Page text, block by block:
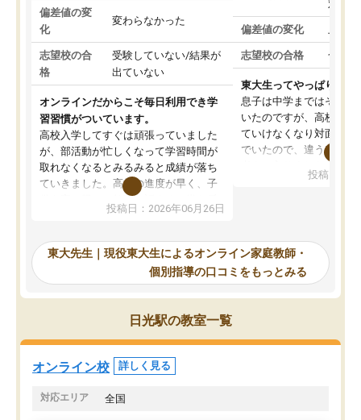
偏差値の変
化
変わらなかった
志望校の合
格
受験していない/結果が
出ていない
オンラインだからこそ毎日利用でき学
習習慣がついています。
高校入学してすぐは頑張っていました
が、部活動が忙しくなって学習時間が
取れなくなるとみるみると成績が落ち
ていきました。高校の進度が早く、子
供も家に帰って勉強の話すると嫌な反
応を示します。東大先生にお願いして
れるので、親としても安心です。毎日
使える自習室とかもあり、わからない
ところがあれば先生が回答してくれる
のも重宝しています。
投稿日：2026年06月26日
対策
偏差値の変化 上が
志望校の合格 合格
東大生ってやっぱりすご
息子は中学まではそこそ
いたのですが、高校に入
ていけなくなり対面の塾
でいたので、違うアプロ
で、当初は模試でD判定
自習室が毎日使えていつ
るのが心強かったよう
謝です。
投稿日：
東大先生｜現役東大生によるオンライン家庭教師・
個別指導の口コミをもっとみる
日光駅の教室一覧
オンライン校 詳しく見る
対応エリア 全国